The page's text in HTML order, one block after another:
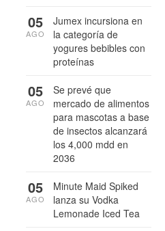
Jumex incursiona en
la categoría de
yogures bebibles con
proteínas
05
AGO
Se prevé que
mercado de alimentos
para mascotas a base
de insectos alcanzará
los 4,000 mdd en
2036
05
AGO
Minute Maid Spiked
lanza su Vodka
Lemonade Iced Tea
05
AGO